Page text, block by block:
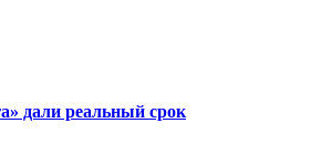
дали реальный срок